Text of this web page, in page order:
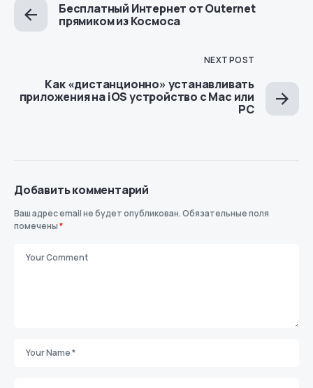
Бесплатный Интернет от Outernet
прямиком из Космоса
NEXT POST
Как «дистанционно» устанавливать
приложения на iOS устройство с Mac или
PC
Добавить комментарий
Ваш адрес email не будет опубликован.Обязательные поля
помечены*